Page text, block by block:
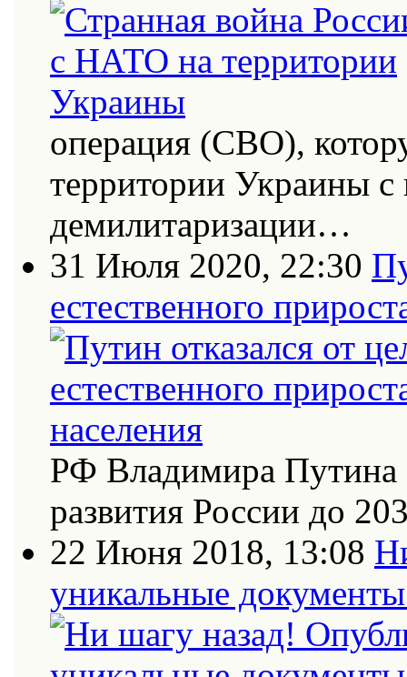
операция (СВО),
территории Украины
демилитаризации…
31 Июля 2020, 22:30
естественного
РФ Владимира Путина
развития России до
22 Июня 2018, 13:08
уникальные